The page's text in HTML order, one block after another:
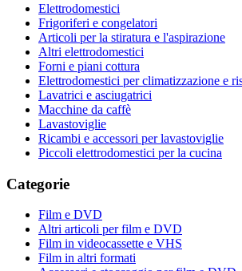
Elettrodomestici
Frigoriferi e congelatori
Articoli per la stiratura e l'aspirazione
Altri elettrodomestici
Forni e piani cottura
Elettrodomestici per climatizzazione e
Lavatrici e asciugatrici
Macchine da caffè
Lavastoviglie
Ricambi e accessori per lavastoviglie
Piccoli elettrodomestici per la cucina
Categorie
Film e DVD
Altri articoli per film e DVD
Film in videocassette e VHS
Film in altri formati